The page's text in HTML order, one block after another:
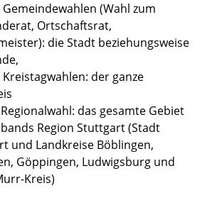
(Wahl zum
Ortschaftsrat,
die Stadt beziehungsweise
der ganze
das gesamte Gebiet
Region Stuttgart (Stadt
und Landkreise Böblingen,
Göppingen, Ludwigsburg und
Kreis)